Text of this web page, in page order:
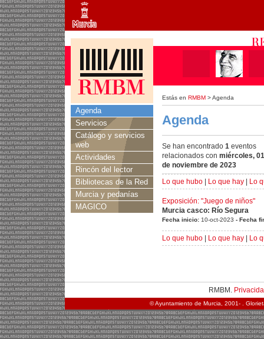
Estás en RMBM > Agenda
Agenda
Servicios
Catálogo y servicios
web
Actividades
Rincón del lector
Bibliotecas de la Red
Murcia y pedanías
MAGICO
Agenda
Se han encontrado 1 eventos
relacionados con miércoles, 01
de noviembre de 2023
Lo que hubo
Lo que hay Lo
Exposición: "Juego de niños"
Murcia casco: Río Segura
Fecha inicio: 10-oct-2023 - Fecha
Lo que hubo Lo que hay Lo
RMBM.
© Ayuntamiento de Murcia, 2001- .